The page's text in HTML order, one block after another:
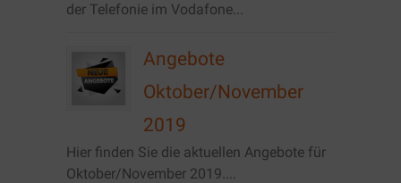
der Telefonie im Vodafone...
Angebote
Oktober/November
2019
Hier finden Sie die aktuellen Angebote für
Oktober/November 2019....